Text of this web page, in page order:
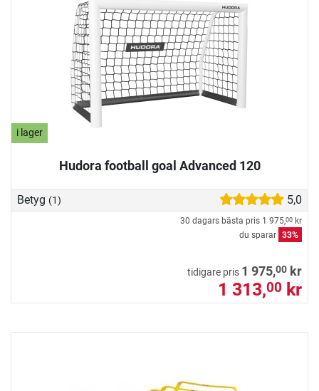
i lager
Hudora football goal Advanced 120
Betyg (1) 5,0
30 dagars bästa pris 1 975,00 kr
du sparar 33%
tidigare pris 1 975,00 kr
1 313,00 kr